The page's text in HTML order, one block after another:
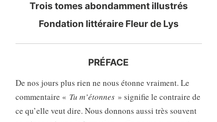
Trois tomes abondamment illustrés
Fondation littéraire Fleur de Lys
PRÉFACE
De nos jours plus rien ne nous étonne vraiment. Le
commentaire « Tu m’étonnes» signifie le contraire de
ce qu’elle veut dire. Nous donnons aussi très souvent